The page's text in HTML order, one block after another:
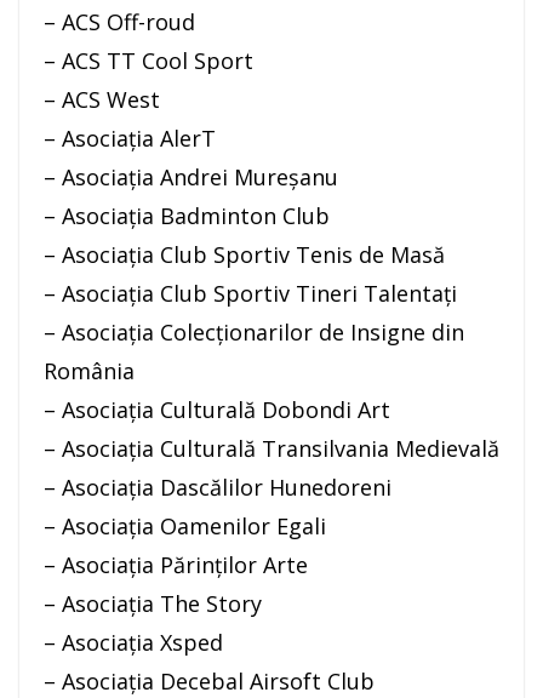
– ACS Off-roud
– ACS TT Cool Sport
– ACS West
– Asociația AlerT
– Asociația Andrei Mureșanu
– Asociația Badminton Club
– Asociația Club Sportiv Tenis de Masă
– Asociația Club Sportiv Tineri Talentați
– Asociația Colecționarilor de Insigne din
România
– Asociația Culturală Dobondi Art
– Asociația Culturală Transilvania Medievală
– Asociația Dascălilor Hunedoreni
– Asociația Oamenilor Egali
– Asociația Părinților Arte
– Asociația The Story
– Asociația Xsped
– Asociaţia Decebal Airsoft Club